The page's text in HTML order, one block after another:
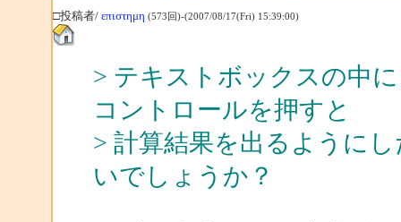
□投稿者/ επιστημη (573回)-(2007/08/17(Fri) 15:39:00)
> テキストボックスの中
コントロールを押すと
> 計算結果を出るように
いでしょうか？